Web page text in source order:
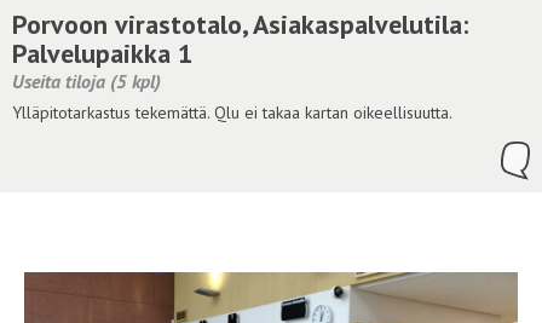
Yhteydenottopyyntö
Kirjaudu sisään
Porvoon virastotalo, Asiakaspalvelutila:
Palvelupaikka 1
Useita tiloja (5 kpl)
Ylläpitotarkastus tekemättä. Qlu ei takaa kartan oikeellisuutta.